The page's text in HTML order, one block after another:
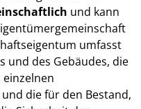
und kann
umfasst
und des Gebäudes, die
die für den Bestand,